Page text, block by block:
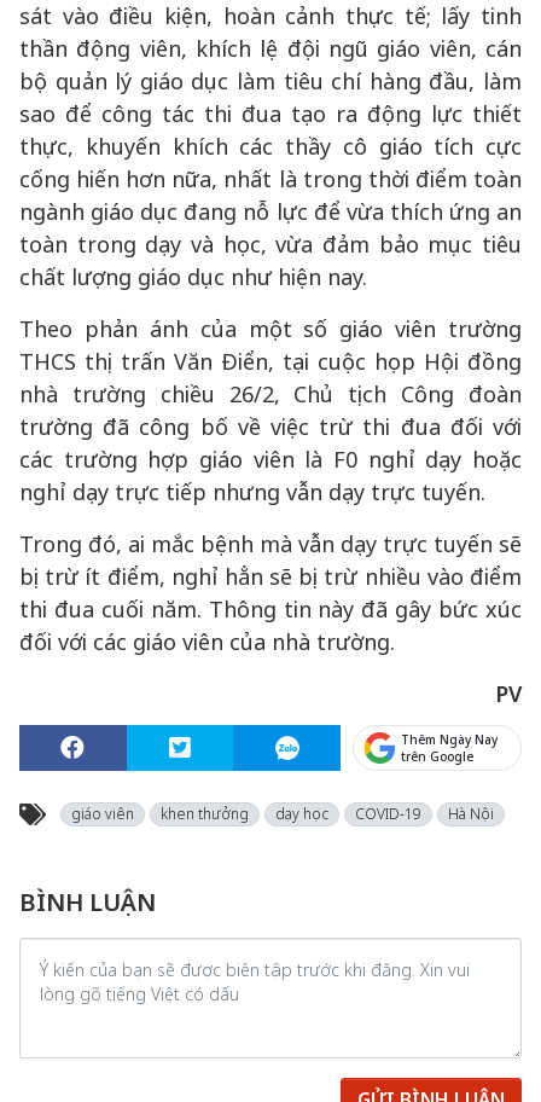
sát vào điều kiện, hoàn cảnh thực tế; lấy tinh
thần động viên, khích lệ đội ngũ giáo viên, cán
bộ quản lý giáo dục làm tiêu chí hàng đầu, làm
sao để công tác thi đua tạo ra động lực thiết
thực, khuyến khích các thầy cô giáo tích cực
cống hiến hơn nữa, nhất là trong thời điểm toàn
ngành giáo dục đang nỗ lực để vừa thích ứng an
toàn trong dạy và học, vừa đảm bảo mục tiêu
chất lượng giáo dục như hiện nay.
Theo phản ánh của một số giáo viên trường
THCS thị trấn Văn Điển, tại cuộc họp Hội đồng
nhà trường chiều 26/2, Chủ tịch Công đoàn
trường đã công bố về việc trừ thi đua đối với
các trường hợp giáo viên là F0 nghỉ dạy hoặc
nghỉ dạy trực tiếp nhưng vẫn dạy trực tuyến.
Trong đó, ai mắc bệnh mà vẫn dạy trực tuyến sẽ
bị trừ ít điểm, nghỉ hẳn sẽ bị trừ nhiều vào điểm
thi đua cuối năm. Thông tin này đã gây bức xúc
đối với các giáo viên của nhà trường.
PV
Thêm Ngày Nay
trên Google
giáo viên khen thưởng dạy học COVID-19 Hà Nội
BÌNH LUẬN